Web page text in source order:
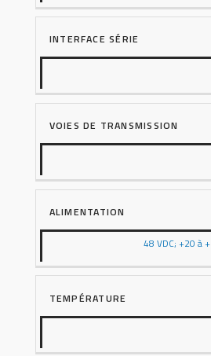
INTERFACE SÉRIE
VOIES DE TRANSMISSION
ALIMENTATION
48 VDC; +20 à
TEMPÉRATURE